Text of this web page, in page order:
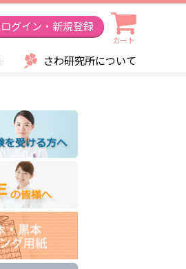
グイン・新規登録
カート
さわ研究所について